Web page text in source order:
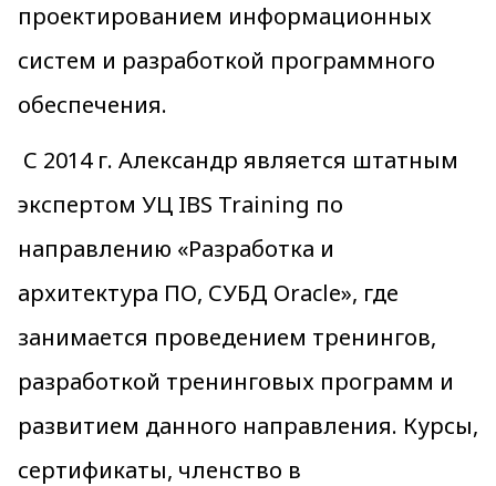
проектированием информационных
систем и разработкой программного
обеспечения.
С 2014 г. Александр является штатным
экспертом УЦ IBS Training по
направлению «Разработка и
архитектура ПО, СУБД Oracle», где
занимается проведением тренингов,
разработкой тренинговых программ и
развитием данного направления. Курсы,
сертификаты, членство в